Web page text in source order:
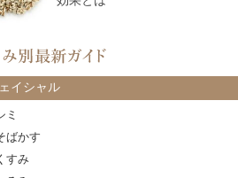
イシャル
ミ
ばかす
すみ